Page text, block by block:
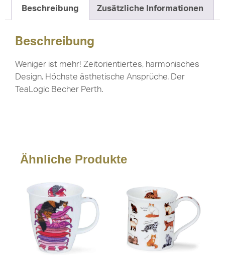
Beschreibung Zusätzliche Informationen
Beschreibung
Weniger ist mehr! Zeitorientiertes, harmonisches
Design. Höchste ästhetische Ansprüche. Der
TeaLogic Becher Perth.
Ähnliche Produkte